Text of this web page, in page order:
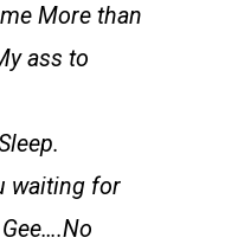
More than
ass to
waiting for